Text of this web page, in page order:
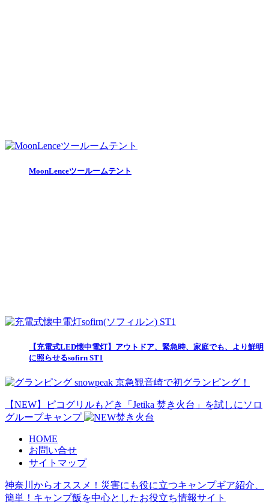
MoonLenceツールームテント
【充電式LED懐中電灯】アウトドア、緊急時、家庭でも、より鮮明
に照らせるsofirn ST1
snowpeak 京急観音崎で初グランピング！
【NEW】ピコグリルもどき「Jetika 焚き火台」を試しにソロ
グループキャンプ
HOME
お問い合せ
サイトマップ
神奈川からオススメ！災害にも役に立つキャンプギア紹介、
簡単！キャンプ飯を中心としたお役立ち情報サイト